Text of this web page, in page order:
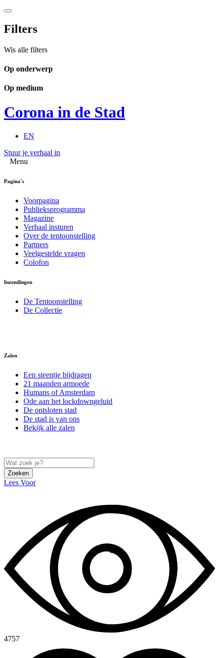
Filters
Wis alle filters
Op onderwerp
Op medium
Corona in de Stad
EN
Stuur je verhaal in
Menu
Pagina's
Voorpagina
Publieksprogramma
Magazine
Verhaal insturen
Over de tentoonstelling
Partners
Veelgestelde vragen
Colofon
Inzendingen
De Tentoonstelling
De Collectie
Zalen
Een steentje bijdragen
21 maanden armoede
Humans of Amsterdam
Ode aan het lockdowngeluid
De ontsloten stad
De stad is van ons
Bekijk alle zalen
Zoeken
Lees Voor
4757